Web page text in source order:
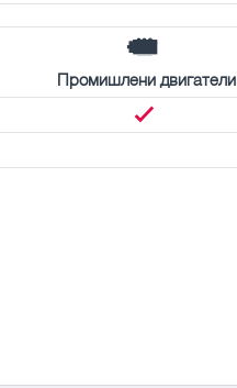
Промишлени двигатели